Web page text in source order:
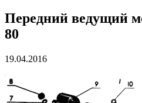
Передний ведущий
80
19.04.2016